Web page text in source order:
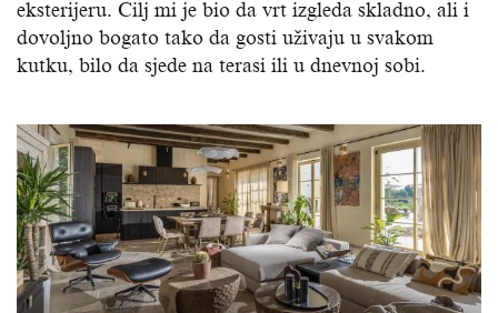
eksterijeru. Cilj mi je bio da vrt izgleda skladno, ali i
dovoljno bogato tako da gosti uživaju u svakom
kutku, bilo da sjede na terasi ili u dnevnoj sobi.